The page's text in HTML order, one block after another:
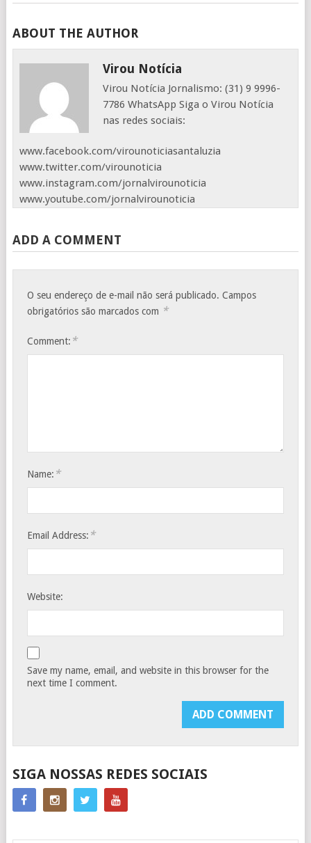
ABOUT THE AUTHOR
Virou Notícia
Virou Notícia Jornalismo: (31) 9 9996-
7786 WhatsApp Siga o Virou Notícia
nas redes sociais:
www.facebook.com/virounoticiasantaluzia
www.twitter.com/virounoticia
www.instagram.com/jornalvirounoticia
www.youtube.com/jornalvirounoticia
ADD A COMMENT
O seu endereço de e-mail não será publicado. Campos
obrigatórios são marcados com *
Comment: *
Name: *
Email Address: *
Website:
Save my name, email, and website in this browser for the
next time I comment.
SIGA NOSSAS REDES SOCIAIS